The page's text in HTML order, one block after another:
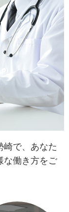
崎で、あなた
な働き方をご